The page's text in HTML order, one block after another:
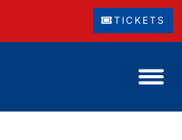
TICKETS